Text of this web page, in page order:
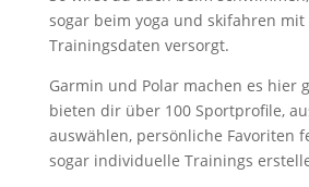
sogar beim yoga und skifahren
Trainingsdaten versorgt.
Garmin und Polar machen es hier
bieten dir über 100 Sportprofile,
auswählen, persönliche Favoriten
sogar individuelle Trainings